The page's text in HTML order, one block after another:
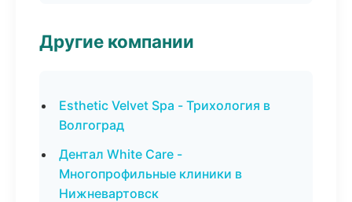
Другие компании
Esthetic Velvet Spa - Трихология в
Волгоград
Дентал White Care -
Многопрофильные клиники в
Нижневартовск